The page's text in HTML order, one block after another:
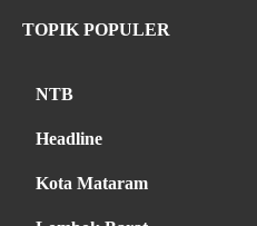
TOPIK POPULER
NTB
Headline
Kota Mataram